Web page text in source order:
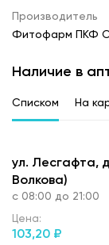
Производитель
Фитофарм ПКФ
Наличие в
Списком На
ул. Лесгафта,
Волкова)
с 08:00 до 21:00
Цена:
103,20 ₽